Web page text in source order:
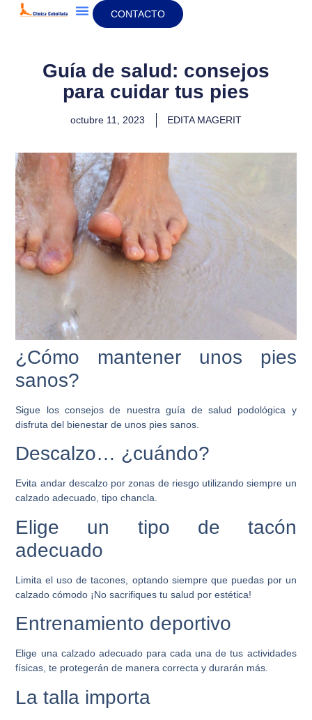
CONTACTO
Guía de salud: consejos
para cuidar tus pies
octubre 11, 2023 EDITA MAGERIT
¿Cómo mantener unos pies
sanos?
Sigue los consejos de nuestra guía de salud podológica y
disfruta del bienestar de unos pies sanos.
Descalzo… ¿cuándo?
Evita andar descalzo por zonas de riesgo utilizando siempre un
calzado adecuado, tipo chancla.
Elige un tipo de tacón
adecuado
Limita el uso de tacones, optando siempre que puedas por un
calzado cómodo ¡No sacrifiques tu salud por estética!
Entrenamiento deportivo
Elige una calzado adecuado para cada una de tus actividades
físicas, te protegerán de manera correcta y durarán más.
La talla importa